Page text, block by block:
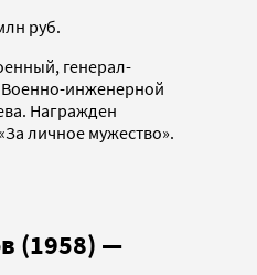
руб.
генерал-
Военно-инженерной
Награжден
личное мужество».
(1958) —